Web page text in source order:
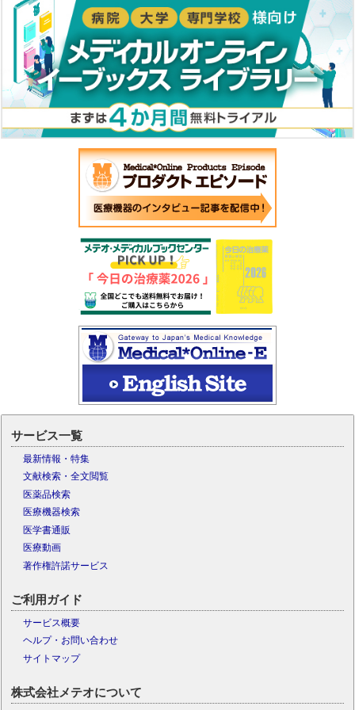
サービス一覧
最新情報・特集
文献検索・全文閲覧
医薬品検索
医療機器検索
医学書通販
医療動画
著作権許諾サービス
ご利用ガイド
サービス概要
ヘルプ・お問い合わせ
サイトマップ
株式会社メテオについて